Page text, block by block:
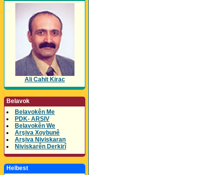
Ali Cahit Kirac
Belavok
Belavokên Me
PDK- ARSIV
Belavokên We
Arşiva Xoybunê
Arşiva Niviskaran
Niviskarên Derkirî
Helbest